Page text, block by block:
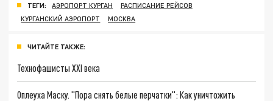
ТЕГИ: АЭРОПОРТ КУРГАН
РАСПИСАНИЕ РЕЙСОВ
КУРГАНСКИЙ АЭРОПОРТ
МОСКВА
ЧИТАЙТЕ ТАКЖЕ:
Технофашисты XXI века
Оплеуха Маску. "Пора снять белые перчатки": Как уничтожить